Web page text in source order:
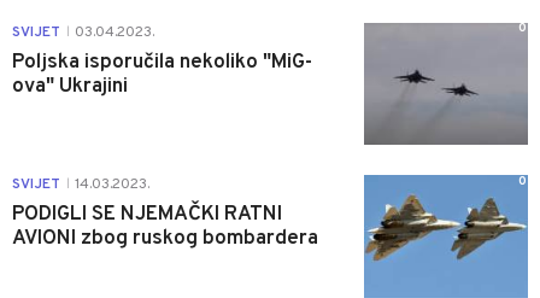
SVIJET 03.04.2023.
Poljska isporučila nekoliko "MiG-
ova" Ukrajini
0
SVIJET 14.03.2023.
PODIGLI SE NJEMAČKI RATNI
AVIONI zbog ruskog bombardera
0